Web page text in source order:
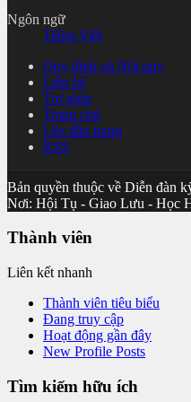
Ngôn ngữ
Tiếng Việt
Quy định và Nội quy
Liên hệ
Trợ giúp
Trang chủ
Lên đầu trang
RSS
Bản quyền thuộc về Diễn đàn
Nơi: Hội Tụ - Giao Lưu - Học
Thành viên
Liên kết nhanh
Thành viên tiêu biểu
Đang truy cập
Hoạt động gần đây
New Profile Posts
Tìm kiếm hữu ích